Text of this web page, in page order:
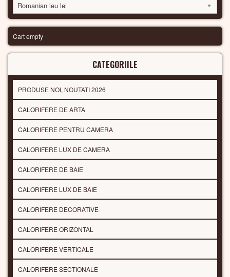
Romanian leu lei
Cart empty
CATEGORIILE
PRODUSE NOI, NOUTATI 2026
CALORIFERE DE ARTA
CALORIFERE PENTRU CAMERA
CALORIFERE LUX DE CAMERA
CALORIFERE DE BAIE
CALORIFERE LUX DE BAIE
CALORIFERE DECORATIVE
CALORIFERE ORIZONTAL
CALORIFERE VERTICALE
CALORIFERE SECTIONALE